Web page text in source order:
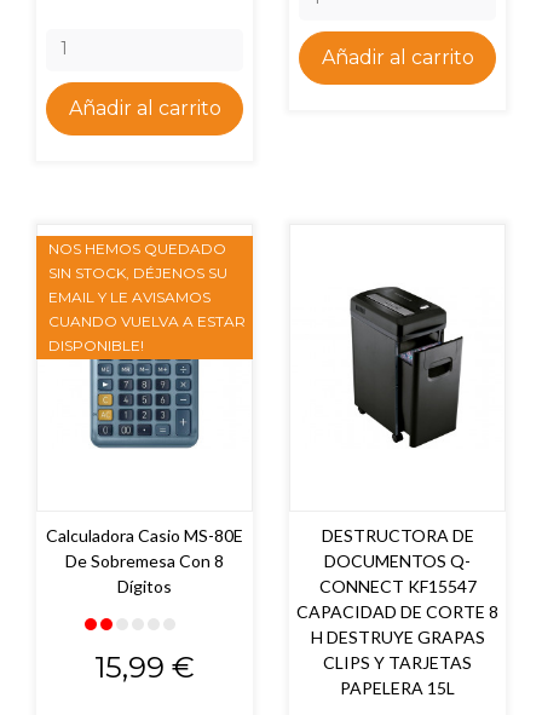
Añadir al carrito
Añadir al carrito
Calculadora Casio MS-80E
De Sobremesa Con 8
Dígitos
Precio
15,99 €
NOS HEMOS QUEDADO
SIN STOCK, DÉJENOS SU
EMAIL Y LE AVISAMOS
CUANDO VUELVA A ESTAR
DISPONIBLE!
DESTRUCTORA DE
DOCUMENTOS Q-
CONNECT KF15547
CAPACIDAD DE CORTE 8
H DESTRUYE GRAPAS
CLIPS Y TARJETAS
PAPELERA 15L